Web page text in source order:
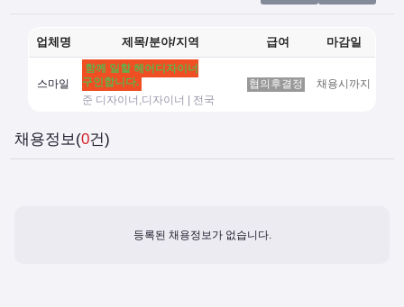
업체명 제목/분야/지역 급여 마감일
스마일
함께 일할 헤어디자이너
구인합니다.
준 디자이너,디자이너 | 전국
협의후결정 채용시까지
채용정보(0건)
등록된 채용정보가 없습니다.